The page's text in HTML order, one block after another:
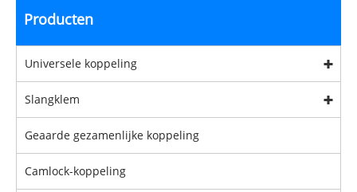
Producten
Universele koppeling
Slangklem
Geaarde gezamenlijke koppeling
Camlock-koppeling